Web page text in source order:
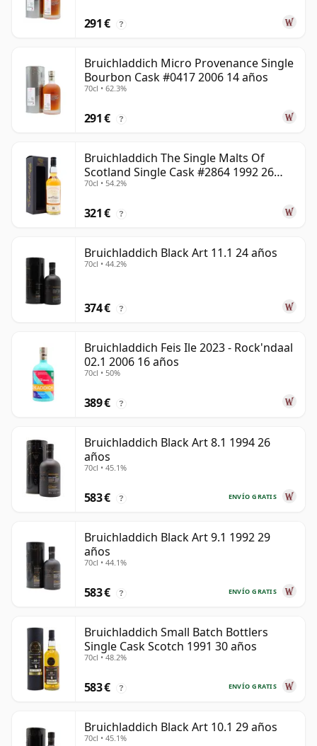
291 € ?
Bruichladdich Micro Provenance Single
Bourbon Cask #0417 2006 14 años
70cl • 62.3%
291 € ?
Bruichladdich The Single Malts Of
Scotland Single Cask #2864 1992 26
años
70cl • 54.2%
321 € ?
Bruichladdich Black Art 11.1 24 años
70cl • 44.2%
374 € ?
Bruichladdich Feis Ile 2023 - Rock'ndaal
02.1 2006 16 años
70cl • 50%
389 € ?
Bruichladdich Black Art 8.1 1994 26
años
70cl • 45.1%
ENVÍO GRATIS
583 € ?
Bruichladdich Black Art 9.1 1992 29
años
70cl • 44.1%
ENVÍO GRATIS
583 € ?
Bruichladdich Small Batch Bottlers
Single Cask Scotch 1991 30 años
70cl • 48.2%
ENVÍO GRATIS
583 € ?
Bruichladdich Black Art 10.1 29 años
70cl • 45.1%